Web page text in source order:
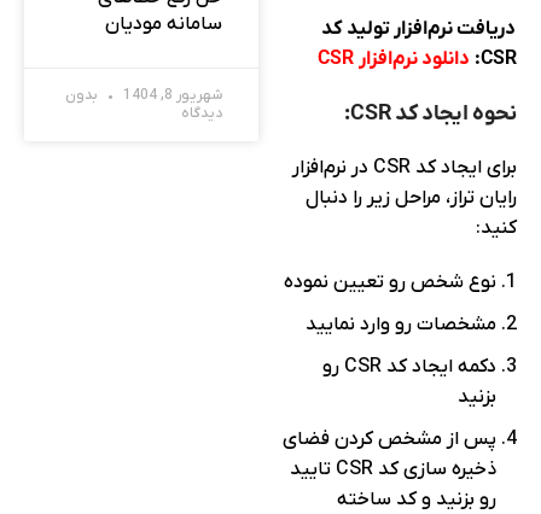
سامانه مودیان
شهریور 8, 1404
بدون
دیدگاه
دریافت نرم‌افزار تولید کد
CSR: دانلود نرم‌افزار CSR
نحوه ایجاد کد CSR:
برای ایجاد کد CSR در نرم‌افزار
رایان تراز، مراحل زیر را دنبال
کنید:
نوع شخص رو تعیین نموده
مشخصات رو وارد نمایید
دکمه ایجاد کد CSR رو
بزنید
پس از مشخص کردن فضای
ذخیره سازی کد CSR تایید
رو بزنید و کد ساخته